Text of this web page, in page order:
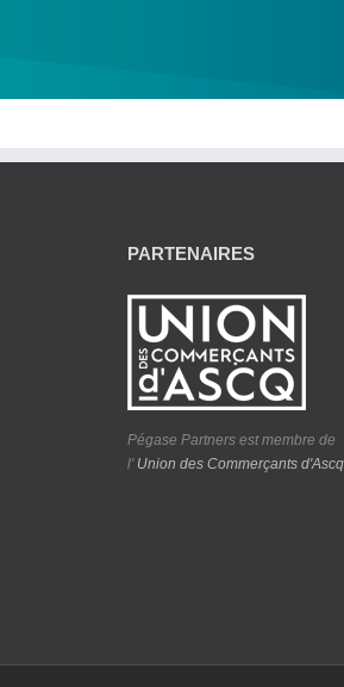
PARTENAIRES
Pégase Partners est membre de
l' Union des Commerçants d'Ascq